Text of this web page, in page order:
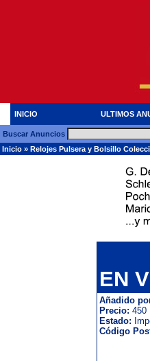
INICIO ULTIMOS
Buscar Anuncios
Inicio » Relojes Pulsera y Bolsillo
EN
Añadido
Precio: 450
Estado:
Código